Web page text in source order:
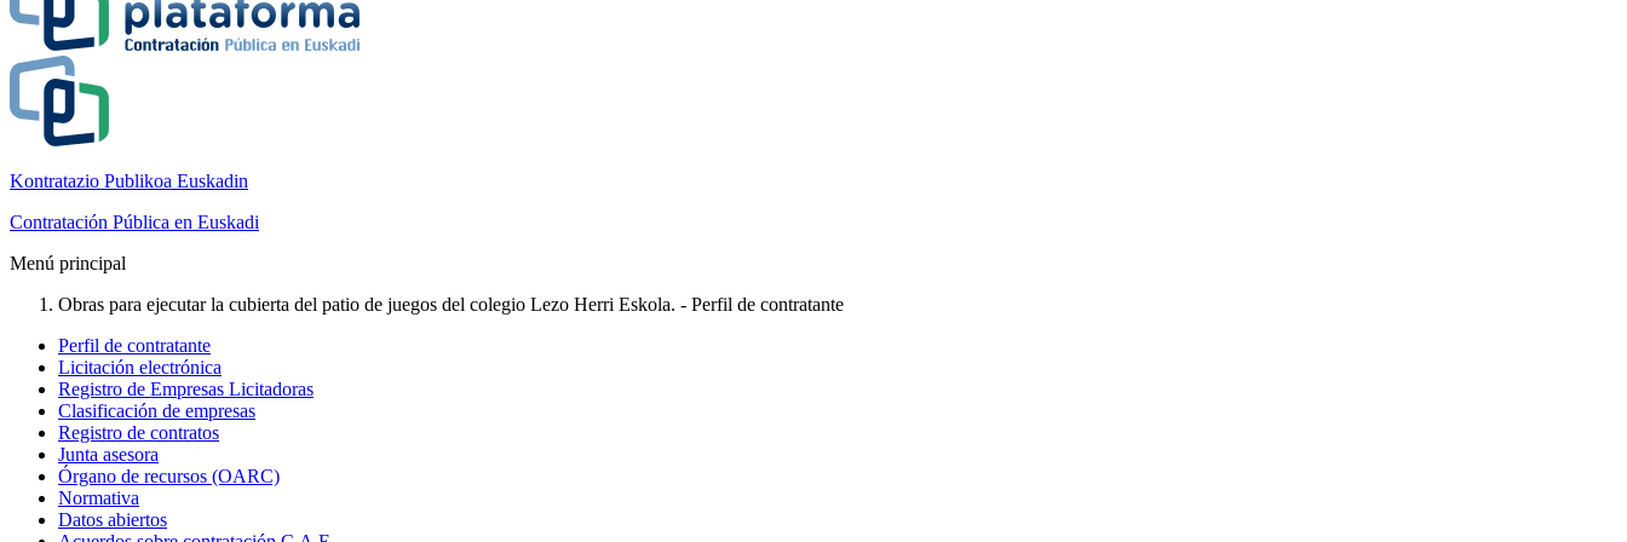
Kontratazio Publikoa Euskadin
Contratación Pública en Euskadi
Menú principal
Obras para ejecutar la cubierta del patio de juegos del colegio Lezo Herri Eskola. - Perfil de contratante
Perfil de contratante
Licitación electrónica
Registro de Empresas Licitadoras
Clasificación de empresas
Registro de contratos
Junta asesora
Órgano de recursos (OARC)
Normativa
Datos abiertos